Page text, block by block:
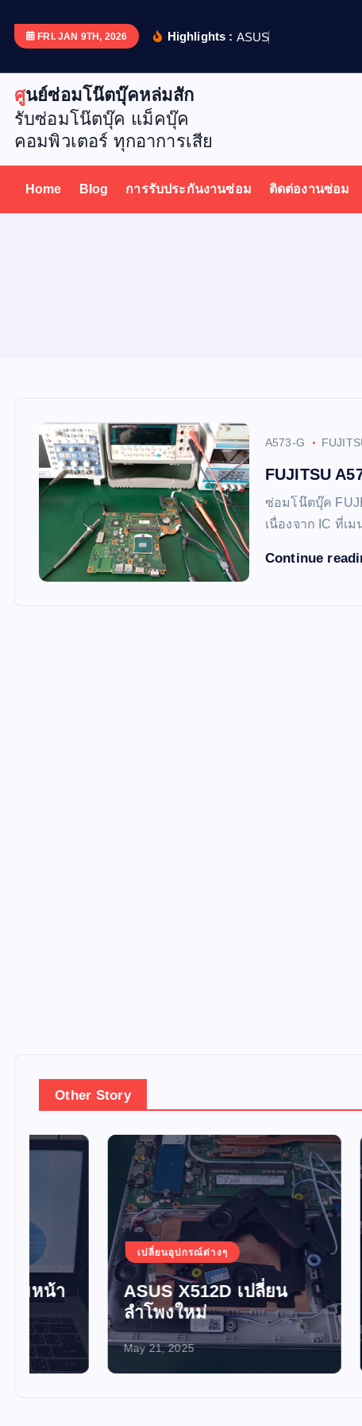
p
FRI. JAN 9TH, 2026 Highlights : ASUS
ศูนย์ซ่อมโน๊ตบุ๊คหล่มสัก
รับซ่อมโน๊ตบุ๊ค แม็คบุ๊ค
คอมพิวเตอร์ ทุกอาการเสีย
Home Blog การรับประกันงานซ่อม ติดต่องานซ่อม
A573-G
FUJITSU
ซ่อมโน๊ตบุ๊ค
เนื่องจาก IC ที่เ
Continue
Other Story
เปลี่ยนอุปกรณ์ต่างๆ
ASUS X512D เปลี่ยน
ลำโพงใหม่
May 21, 2025
เปลี่ยน
อัพเกร
SSD
May 21,